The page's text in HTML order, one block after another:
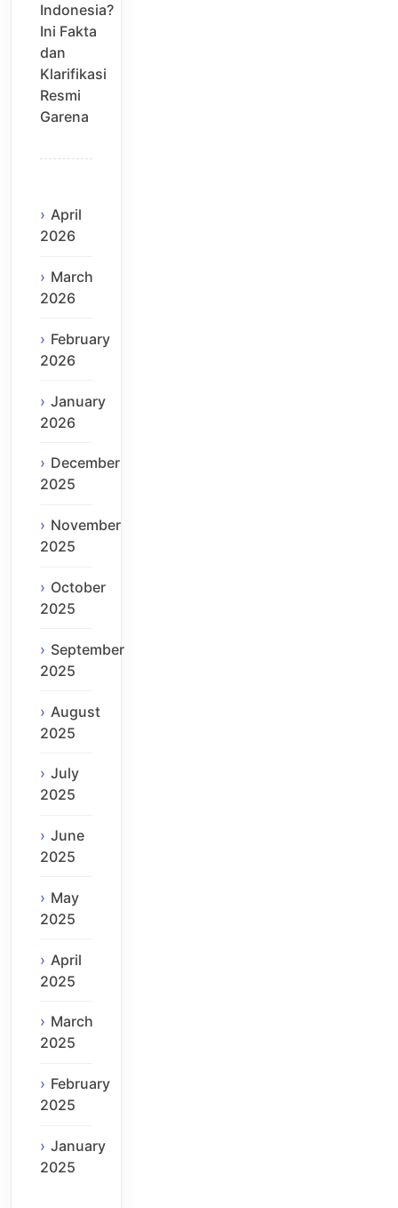
Indonesia?
Ini Fakta
dan
Klarifikasi
Resmi
Garena
April
2026
March
2026
February
2026
January
2026
December
2025
November
2025
October
2025
September
2025
August
2025
July
2025
June
2025
May
2025
April
2025
March
2025
February
2025
January
2025